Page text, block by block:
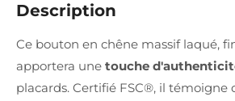
Description
Ce bouton en chêne massif laqué,
apportera une touche
placards. Certifié FSC®, il témoigne